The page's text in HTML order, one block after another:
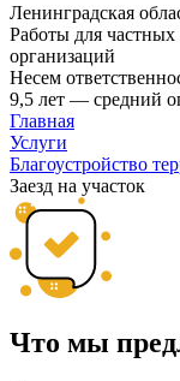
Ленинградская
Работы для
организаций
Несем
9,5 лет — средний
Главная
Услуги
Благоустройство
Заезд на участок
Что мы